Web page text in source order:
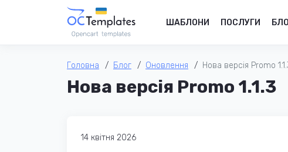
ШАБЛОНИ ПОСЛУГИ
Головна Блог Оновлення Нова версія Promo
Нова версія Promo 1.1.3
14 квітня 2026